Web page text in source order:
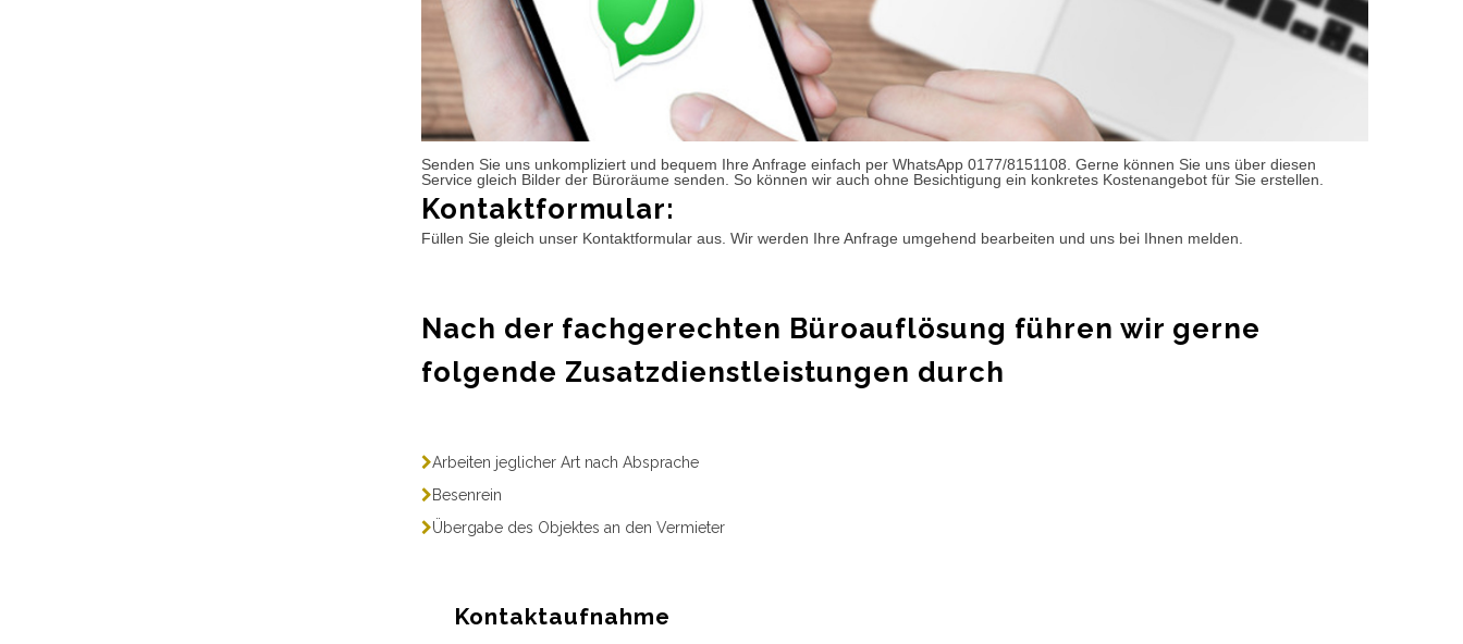
Senden Sie uns unkompliziert und bequem Ihre Anfrage einfach per WhatsApp 0177/8151108. Gerne können Sie uns über diesen
Service gleich Bilder der Büroräume senden. So können wir auch ohne Besichtigung ein konkretes Kostenangebot für Sie erstellen.
Kontaktformular:
Füllen Sie gleich unser Kontaktformular aus. Wir werden Ihre Anfrage umgehend bearbeiten und uns bei Ihnen melden.
Nach der fachgerechten Büroauflösung führen wir gerne
folgende Zusatzdienstleistungen durch
Arbeiten jeglicher Art nach Absprache
Besenrein
Übergabe des Objektes an den Vermieter
Kontaktaufnahme